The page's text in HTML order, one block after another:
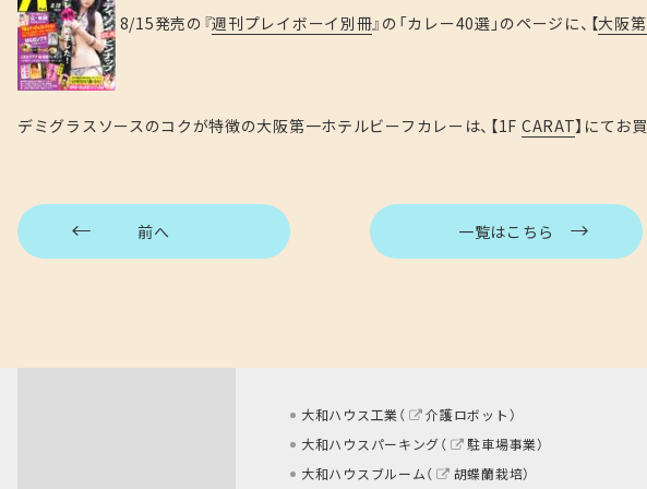
8/15発売の『週刊プレイボーイ別冊』の「カレー40選」のページに、【大阪
デミグラスソースのコクが特徴の大阪第一ホテルビーフカレーは、【1F CARAT】にてお
前へ 一覧はこちら
大和ハウス工業（ 介護ロボット）
大和ハウスパーキング（
駐車場事業）
大和ハウスブルーム（
胡蝶蘭栽培）